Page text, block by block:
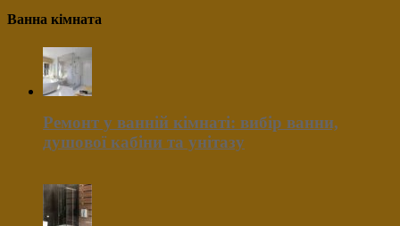
Ванна кімната
Ремонт у ванній кімнаті: вибір ванни,
душової кабіни та унітазу